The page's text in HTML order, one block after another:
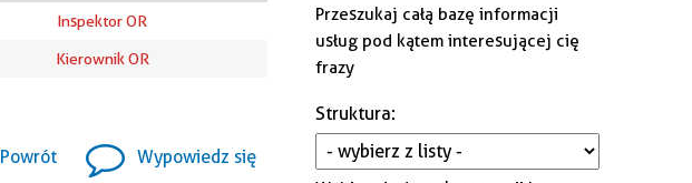
Inspektor OR
Kierownik OR
Powrót Wypowiedz się
Gminna Komisja Rozwiązywania
Problemów Alkoholowych i
Przeciwdziałania Narkomanii
Przeszukaj całą bazę informacji
usług pod kątem interesującej cię
frazy
Struktura: